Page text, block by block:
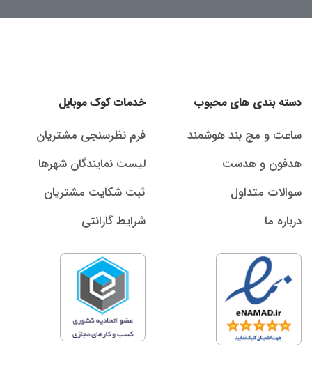
دسته بندی های محبوب
ساعت و مچ بند هوشمند
هدفون و هدست
سوالات متداول
درباره ما
خدمات کوک موبایل
فرم نظرسنجی مشتریان
لیست نمایندگان شهرها
ثبت شکایت مشتریان
شرایط گارانتی